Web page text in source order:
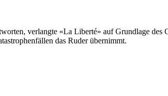
verlangte «La Liberté» auf Grundlage des
das Ruder übernimmt.